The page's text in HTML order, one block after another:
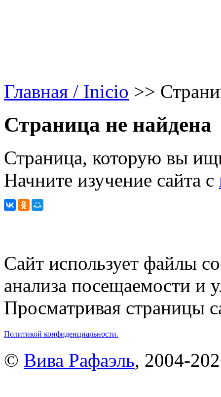
Главная / Inicio >>
Страница не найдена
Страница, которую вы
Начните изучение сайта с
Сайт использует файлы
анализа посещаемости и
Просматривая страницы
Политикой конфиденциальности.
© Вива Рафаэль, 2004-